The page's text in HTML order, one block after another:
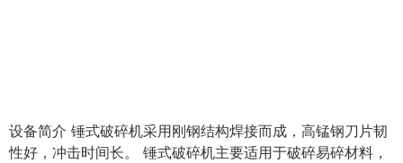
设备简介 锤式破碎机采用刚钢结构焊接而成，高锰钢刀片韧
性好，冲击时间长。 锤式破碎机主要适用于破碎易碎材料，